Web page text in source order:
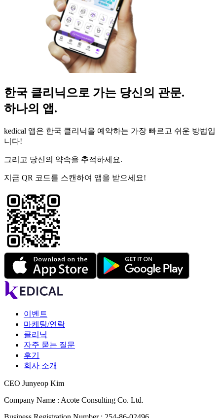
한국 클리닉으로 가는 당신의 관문.
하나의 앱.
kedical 앱은 한국 클리닉을 예약하는 가장 빠르고 쉬운 방법입
니다!
그리고 당신의 약속을 추적하세요.
지금 QR 코드를 스캔하여 앱을 받으세요!
이벤트
마케팅/연락
클리닉
자주 묻는 질문
후기
회사 소개
CEO Junyeop Kim
Company Name : Acote Consulting Co. Ltd.